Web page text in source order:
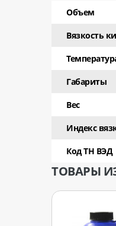
Объем
Вязкость
Габариты
Вес
Индекс
Код ТН ВЭД
ТОВАРЫ